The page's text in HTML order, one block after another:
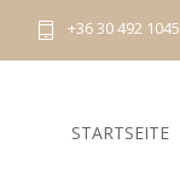
+36 30 492 1045
STARTSEITE